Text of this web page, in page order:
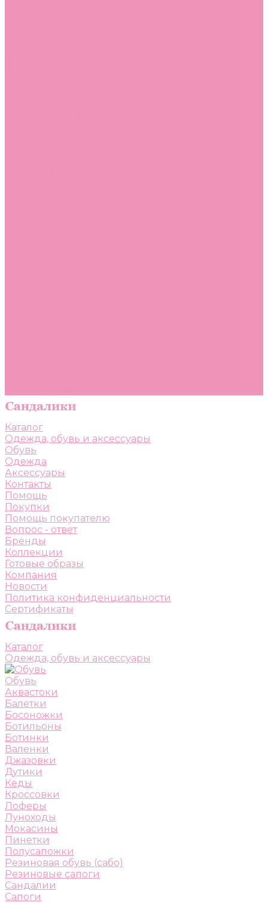
Каталог
Одежда, обувь и аксессуары
Обувь
Одежда
Аксессуары
Контакты
Помощь
Покупки
Помощь покупателю
Вопрос - ответ
Бренды
Коллекции
Готовые образы
Компания
Новости
Политика конфиденциальности
Сертификаты
Каталог
Одежда, обувь и аксессуары
Обувь
Аквастоки
Балетки
Босоножки
Ботильоны
Ботинки
Валенки
Джазовки
Дутики
Кеды
Кроссовки
Лоферы
Луноходы
Мокасины
Пинетки
Полусапожки
Резиновая обувь (сабо)
Резиновые сапоги
Сандалии
Сапоги